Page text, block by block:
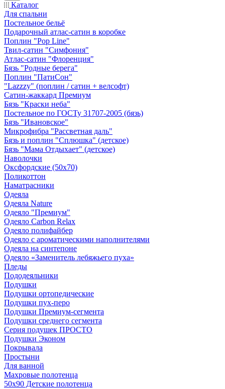
Каталог
Для спальни
Постельное бельё
Подарочный атлас-сатин в коробке
Поплин "Pop Line"
Твил-сатин "Симфония"
Атлас-сатин "Флоренция"
Бязь "Родные берега"
Поплин "ПатиСон"
"Lazzzy" (поплин / сатин + велсофт)
Сатин-жаккард Премиум
Бязь "Краски неба"
Постельное по ГОСТу 31707-2005 (бязь)
Бязь "Ивановское"
Микрофибра "Рассветная даль"
Бязь и поплин "Сплюшка" (детское)
Бязь "Мама Отдыхает" (детское)
Наволочки
Оксфордские (50х70)
Поликоттон
Наматрасники
Одеяла
Одеяла Nature
Одеяло "Премиум"
Одеяло Carbon Relax
Одеяло полифайбер
Одеяло с ароматическими наполнителями
Одеяла на синтепоне
Одеяло «Заменитель лебяжьего пуха»
Пледы
Пододеяльники
Подушки
Подушки ортопедические
Подушки пух-перо
Подушки Премиум-сегмента
Подушки среднего сегмента
Серия подушек ПРОСТО
Подушки Эконом
Покрывала
Простыни
Для ванной
Махровые полотенца
50х90 Детские полотенца